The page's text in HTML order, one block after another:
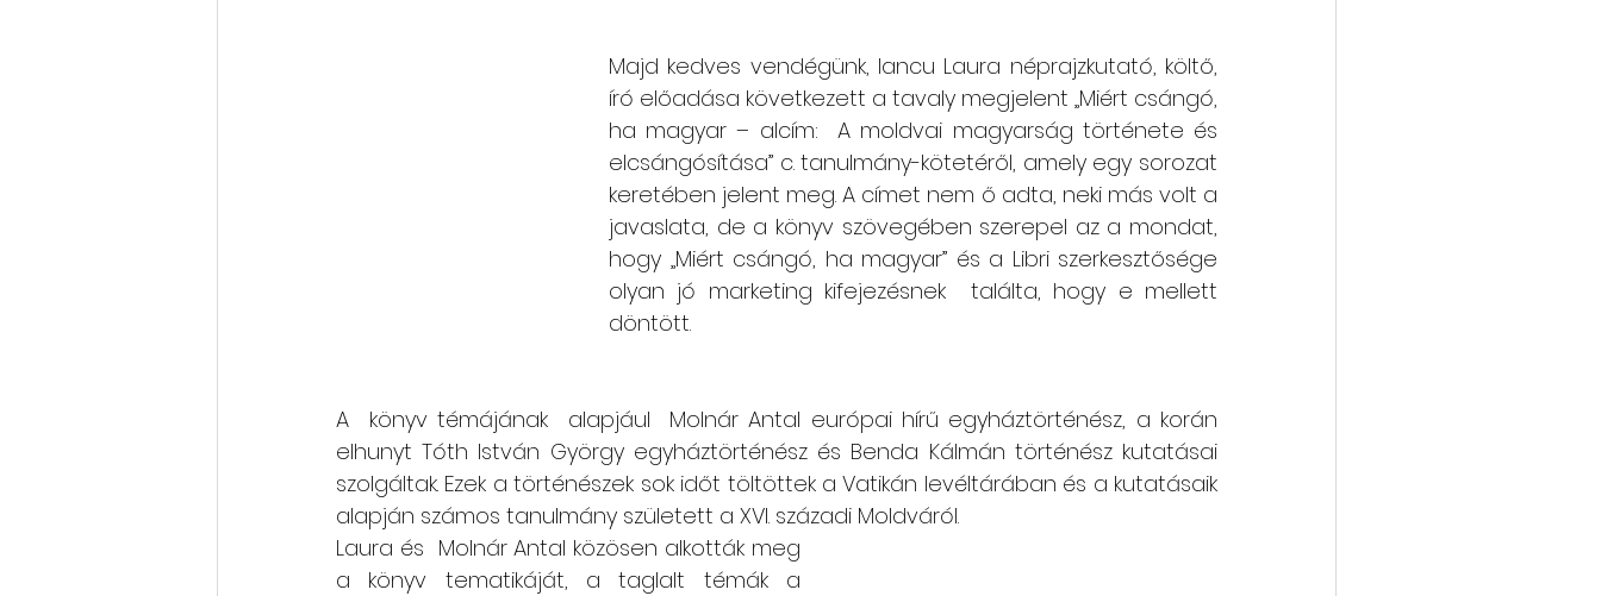
Majd kedves vendégünk, Iancu Laura néprajzkutató, költő,
író előadása következett a tavaly megjelent „Miért csángó,
ha magyar – alcím:  A moldvai magyarság története és
elcsángósítása” c. tanulmány-kötetéről, amely egy sorozat
keretében jelent meg. A címet nem ő adta, neki más volt a
javaslata, de a könyv szövegében szerepel az a mondat,
hogy „Miért csángó, ha magyar” és a Libri szerkesztősége
olyan jó marketing kifejezésnek  találta, hogy e mellett
döntött.
A  könyv témájának  alapjául  Molnár Antal európai hírű egyháztörténész, a korán
elhunyt Tóth István György egyháztörténész és Benda Kálmán történész kutatásai
szolgáltak. Ezek a történészek sok időt töltöttek a Vatikán levéltárában és a kutatásaik
alapján számos tanulmány született a XVI. századi Moldváról.
Laura és  Molnár Antal közösen alkották meg
a könyv tematikáját, a taglalt témák a